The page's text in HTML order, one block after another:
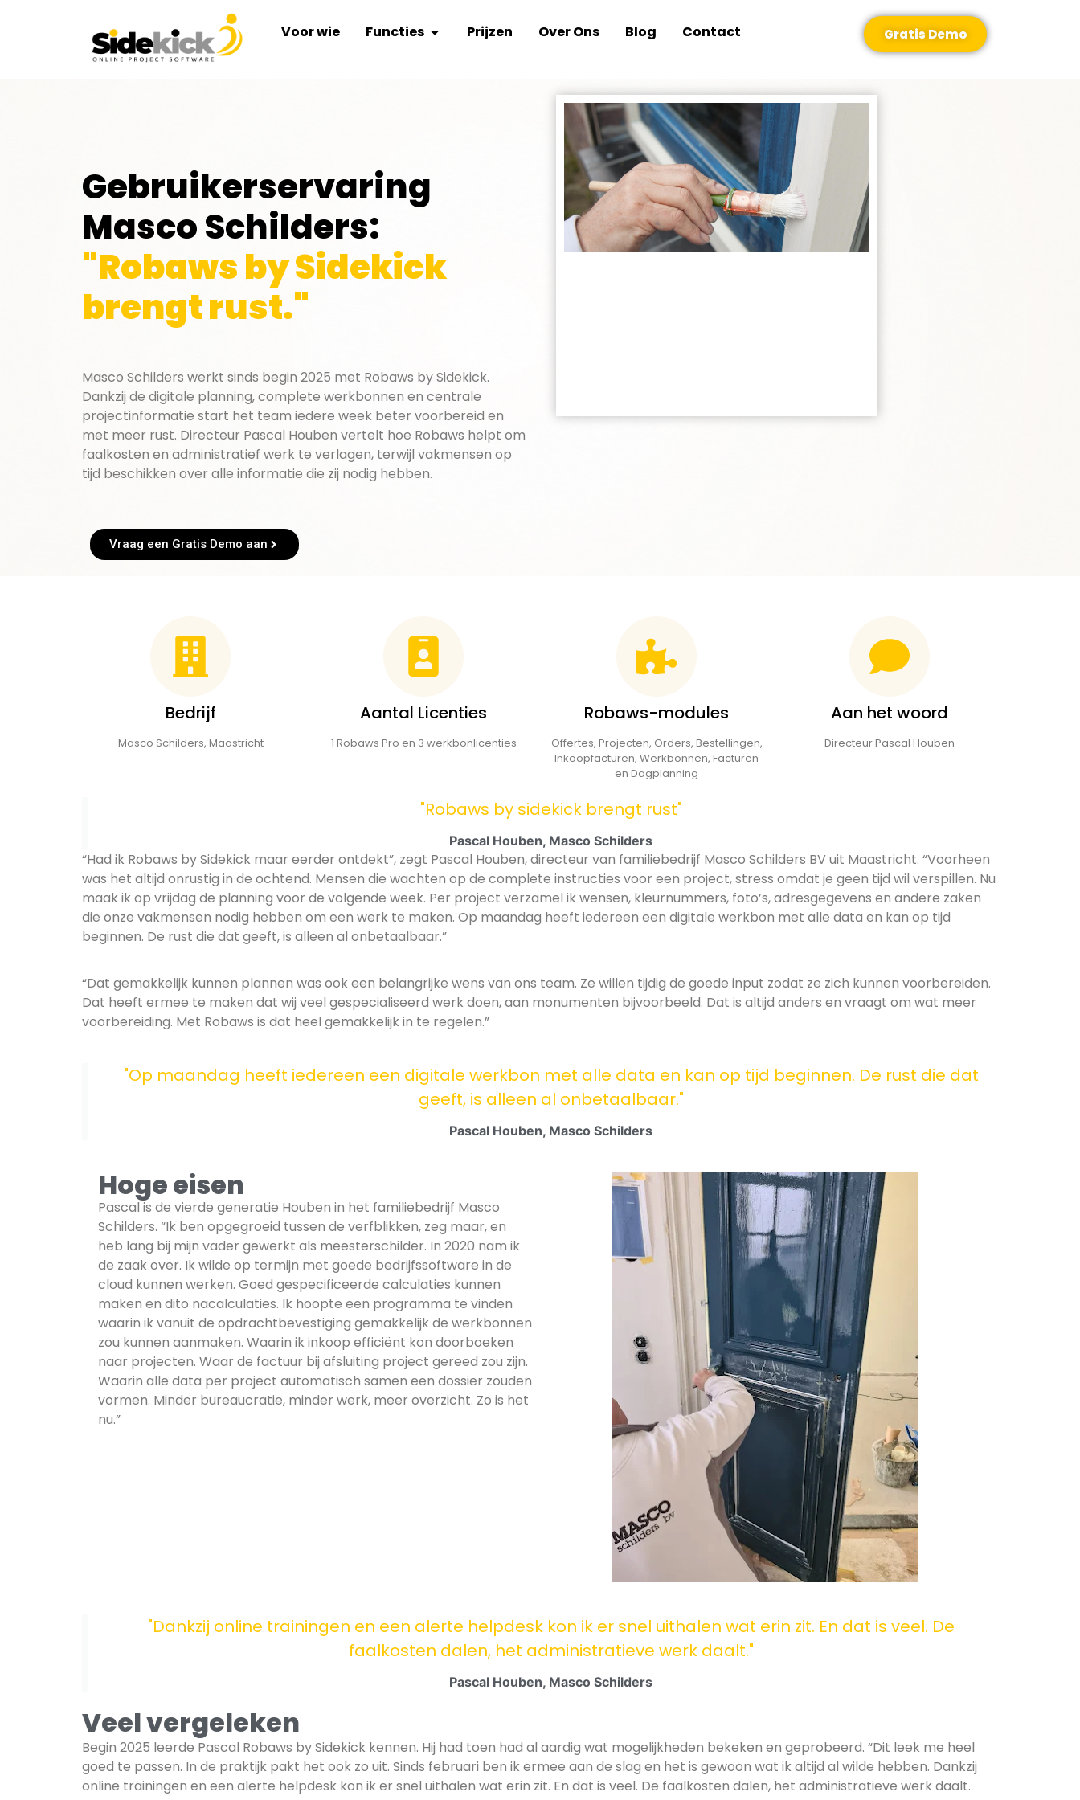
Voor wie Functies Prijzen Over Ons Blog Contact Gratis Demo
Gebruikerservaring
Masco Schilders:
"Robaws by Sidekick
brengt rust."
Masco Schilders werkt sinds begin 2025 met Robaws by Sidekick.
Dankzij de digitale planning, complete werkbonnen en centrale
projectinformatie start het team iedere week beter voorbereid en
met meer rust. Directeur Pascal Houben vertelt hoe Robaws helpt om
faalkosten en administratief werk te verlagen, terwijl vakmensen op
tijd beschikken over alle informatie die zij nodig hebben.
Vraag een Gratis Demo aan
Bedrijf
Masco Schilders, Maastricht
Aantal Licenties
1 Robaws Pro en 3 werkbonlicenties
Robaws-modules
Offertes, Projecten, Orders, Bestellingen,
Inkoopfacturen, Werkbonnen, Facturen
en Dagplanning
Aan het woord
Directeur Pascal Houben
"Robaws by sidekick brengt rust"
Pascal Houben, Masco Schilders
“Had ik Robaws by Sidekick maar eerder ontdekt”, zegt Pascal Houben, directeur van familiebedrijf Masco Schilders BV uit Maastricht. “Voorheen
was het altijd onrustig in de ochtend. Mensen die wachten op de complete instructies voor een project, stress omdat je geen tijd wil verspillen. Nu
maak ik op vrijdag de planning voor de volgende week. Per project verzamel ik wensen, kleurnummers, foto’s, adresgegevens en andere zaken
die onze vakmensen nodig hebben om een werk te maken. Op maandag heeft iedereen een digitale werkbon met alle data en kan op tijd
beginnen. De rust die dat geeft, is alleen al onbetaalbaar.”
“Dat gemakkelijk kunnen plannen was ook een belangrijke wens van ons team. Ze willen tijdig de goede input zodat ze zich kunnen voorbereiden.
Dat heeft ermee te maken dat wij veel gespecialiseerd werk doen, aan monumenten bijvoorbeeld. Dat is altijd anders en vraagt om wat meer
voorbereiding. Met Robaws is dat heel gemakkelijk in te regelen.”
"Op maandag heeft iedereen een digitale werkbon met alle data en kan op tijd beginnen. De rust die dat
geeft, is alleen al onbetaalbaar."
Pascal Houben, Masco Schilders
Hoge eisen
Pascal is de vierde generatie Houben in het familiebedrijf Masco
Schilders. “Ik ben opgegroeid tussen de verfblikken, zeg maar, en
heb lang bij mijn vader gewerkt als meesterschilder. In 2020 nam ik
de zaak over. Ik wilde op termijn met goede bedrijfssoftware in de
cloud kunnen werken. Goed gespecificeerde calculaties kunnen
maken en dito nacalculaties. Ik hoopte een programma te vinden
waarin ik vanuit de opdrachtbevestiging gemakkelijk de werkbonnen
zou kunnen aanmaken. Waarin ik inkoop efficiënt kon doorboeken
naar projecten. Waar de factuur bij afsluiting project gereed zou zijn.
Waarin alle data per project automatisch samen een dossier zouden
vormen. Minder bureaucratie, minder werk, meer overzicht. Zo is het
nu.”
"Dankzij online trainingen en een alerte helpdesk kon ik er snel uithalen wat erin zit. En dat is veel. De
faalkosten dalen, het administratieve werk daalt."
Pascal Houben, Masco Schilders
Veel vergeleken
Begin 2025 leerde Pascal Robaws by Sidekick kennen. Hij had toen had al aardig wat mogelijkheden bekeken en geprobeerd. “Dit leek me heel
goed te passen. In de praktijk pakt het ook zo uit. Sinds februari ben ik ermee aan de slag en het is gewoon wat ik altijd al wilde hebben. Dankzij
online trainingen en een alerte helpdesk kon ik er snel uithalen wat erin zit. En dat is veel. De faalkosten dalen, het administratieve werk daalt.